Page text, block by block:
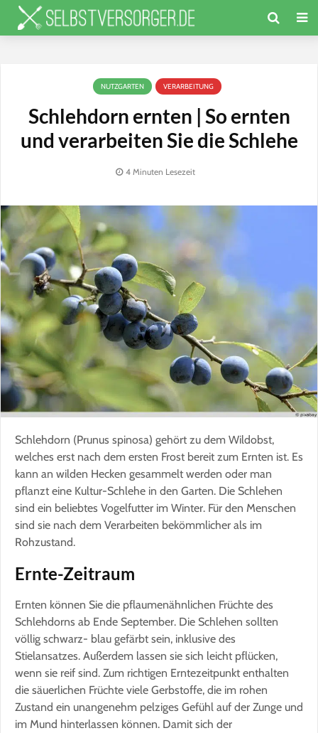
NUTZGARTEN VERARBEITUNG
Schlehdorn ernten | So ernten
und verarbeiten Sie die Schlehe
4 Minuten Lesezeit
Schlehdorn (Prunus spinosa) gehört zu dem Wildobst,
welches erst nach dem ersten Frost bereit zum Ernten ist. Es
kann an wilden Hecken gesammelt werden oder man
pflanzt eine Kultur-Schlehe in den Garten. Die Schlehen
sind ein beliebtes Vogelfutter im Winter. Für den Menschen
sind sie nach dem Verarbeiten bekömmlicher als im
Rohzustand.
Ernte-Zeitraum
Ernten können Sie die pflaumenähnlichen Früchte des
Schlehdorns ab Ende September. Die Schlehen sollten
völlig schwarz- blau gefärbt sein, inklusive des
Stielansatzes. Außerdem lassen sie sich leicht pflücken,
wenn sie reif sind. Zum richtigen Erntezeitpunkt enthalten
die säuerlichen Früchte viele Gerbstoffe, die im rohen
Zustand ein unangenehm pelziges Gefühl auf der Zunge und
im Mund hinterlassen können. Damit sich der